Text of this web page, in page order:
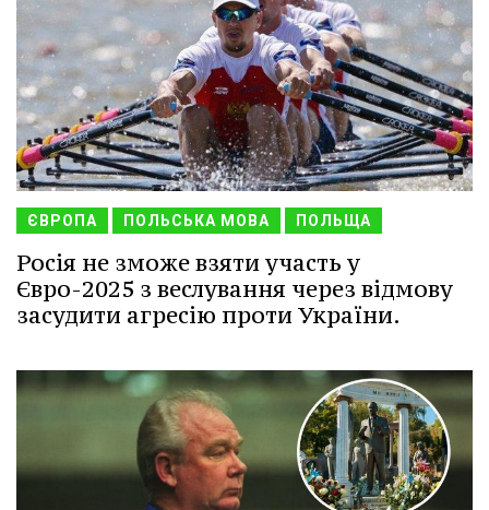
ЄВРОПА ПОЛЬСЬКА МОВА ПОЛЬЩА
Росія не зможе взяти участь у
Євро-2025 з веслування через відмову
засудити агресію проти України.